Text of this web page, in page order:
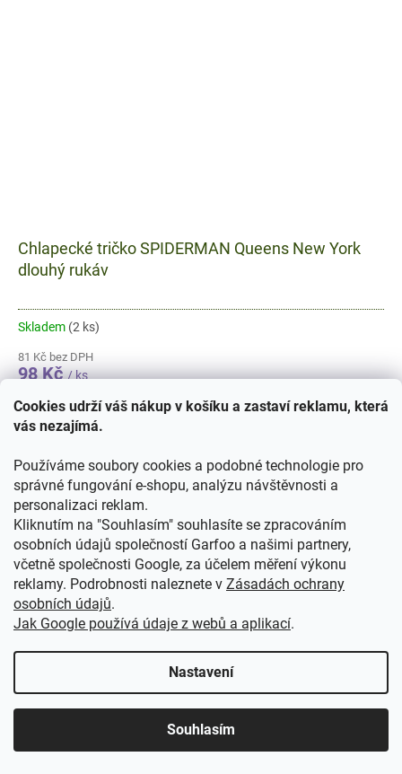
Cookies udrží váš nákup v košíku a zastaví reklamu, která
vás nezajímá.
Používáme soubory cookies a podobné technologie pro
správné fungování e-shopu, analýzu návštěvnosti a
personalizaci reklam.
Kliknutím na "Souhlasím" souhlasíte se zpracováním
osobních údajů společností Garfoo a našimi partnery,
včetně společnosti Google, za účelem měření výkonu
reklamy. Podrobnosti naleznete v Zásadách ochrany
osobních údajů.
Jak Google používá údaje z webů a aplikací.
Nastavení
Souhlasím
Chlapecké tričko SPIDERMAN Queens New York
dlouhý rukáv
Skladem (2 ks)
81 Kč bez DPH
98 Kč/ ks
DETAIL
SPIDERMAN Queens New York s dlouhým rukávem zaujme
výrazným motivem Spider-Mana na přední straně i
sportovním vzhledem....
98 104 116 128